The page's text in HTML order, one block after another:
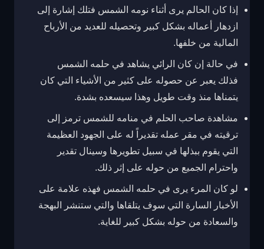
إذا كان الحالم يرى أثناء نومه الشمس فتلك إشارة إلى
ازدهار أعماله بشكل كبير وتحصيله للعديد من الأرباح
المالية من خلفها.
في حالة إن كان الرائي يشاهد في حلمه الشمس
فذلك يعبر عن حصوله على كثير من الأشياء التي كان
يتمناها منذ وقت طويل وهذا سيسعده بشدة.
مشاهدة صاحب الحلم في منامه للشمس ترمز إلى
ترقيته في مقر عمله تقديراً له على الجهود العظيمة
التي يقوم ببذلها في سبيل تطويرها وسينال تقدير
واحترام الجميع من حوله على إثر ذلك.
لو كان المرء يرى في حلمه الشمس فهذه علامة على
الأخبار السارة التي سوف يتلقاها والتي ستنشر البهجة
والسعادة من حوله بشكل كبير للغاية.